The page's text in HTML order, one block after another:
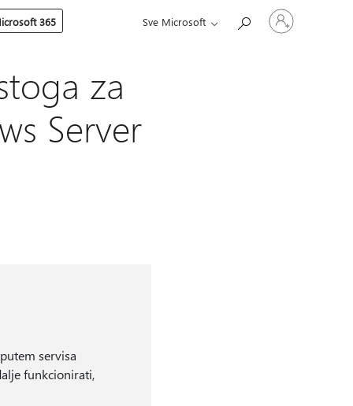
365 Sve Microsoft
Prijavite
se
za
Server
servisa
funkcionirati,